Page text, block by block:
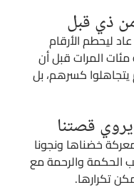
ذي قبل
ليحطم الأرقام
المرات قبل أن
كسرهم، بل
قصتنا
خضناها ونجونا
الحكمة والرحمة مع
تكرارها.